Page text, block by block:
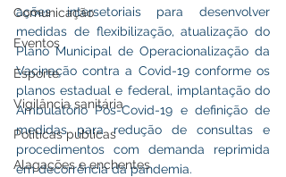
Comunicação
Eventos
Esporte
Vigilância sanitária
Políticas públicas
Alagações e enchentes
ações intersetoriais para desenvolver
medidas de flexibilização, atualização do
Plano Municipal de Operacionalização da
Vacinação contra a Covid-19 conforme os
planos estadual e federal, implantação do
Ambulatório Pós-Covid-19 e definição de
medidas para redução de consultas e
procedimentos com demanda reprimida
em decorrência da pandemia.